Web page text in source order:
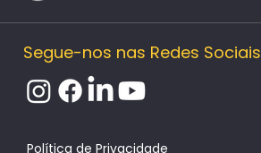
Segue-nos nas Redes Sociais